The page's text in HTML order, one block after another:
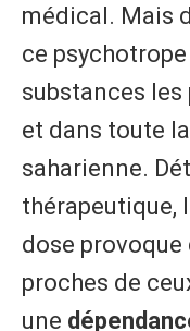
médical. Mais
ce
substances
et dans toute
saharienne.
thérapeutique,
dose
proches de
une